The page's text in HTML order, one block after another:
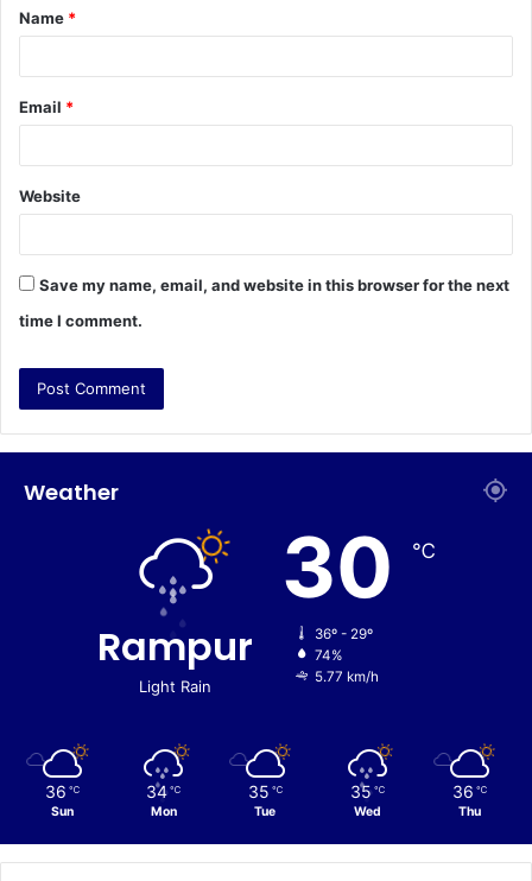
*
Name *
Email *
Website
Save my name, email, and website in this browser for the next
time I comment.
Weather
Rampur
Light Rain
30 ℃
36º - 29º
74%
5.77 km/h
36 ℃
Sun
34 ℃
Mon
35 ℃
Tue
35 ℃
Wed
36 ℃
Thu